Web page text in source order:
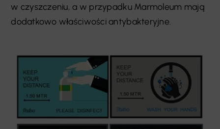
w czyszczeniu, a w przypadku Marmoleum mają
dodatkowo właściwości antybakteryjne.